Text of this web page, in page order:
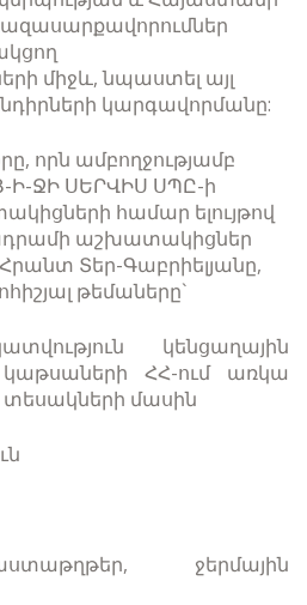
միջև, նպաստել այլ
կարգավորմանը:
որն ամբողջությամբ
Ի-ՋԻ ՍԵՐՎԻՍ ՍՊԸ-ի
համար ելույթով
աշխատակիցներ
Տեր-Գաբրիելյանը,
թեմաները`
կենցաղային
ՀՀ-ում առկա
տեսակների մասին
ջերմային